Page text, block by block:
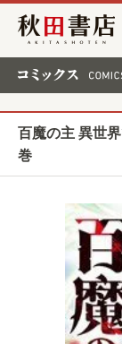
秋田書店
百魔の主 異世
巻